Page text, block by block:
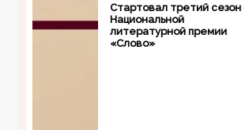
Стартовал третий сезон
Национальной
литературной премии
«Слово»